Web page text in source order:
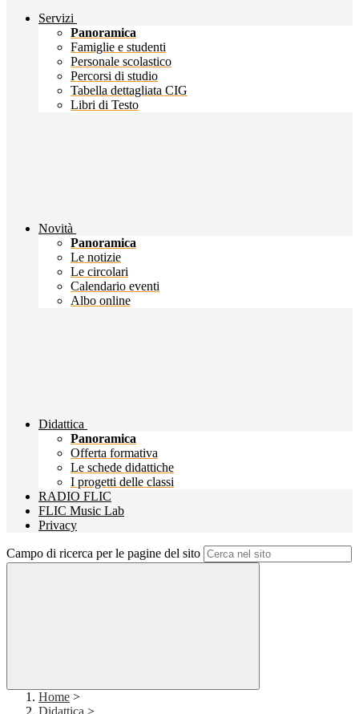
Servizi
Panoramica
Famiglie e studenti
Personale scolastico
Percorsi di studio
Tabella dettagliata CIG
Libri di Testo
Novità
Panoramica
Le notizie
Le circolari
Calendario eventi
Albo online
Didattica
Panoramica
Offerta formativa
Le schede didattiche
I progetti delle classi
RADIO FLIC
FLIC Music Lab
Privacy
Campo di ricerca per le pagine del sito
Home >